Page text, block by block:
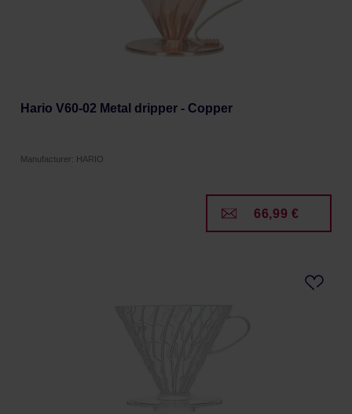
Hario V60-02 Metal dripper - Copper
Manufacturer: HARIO
66,99 €